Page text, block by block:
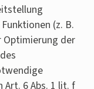
(z. B.
der
Art. 6 Abs. 1 lit. f